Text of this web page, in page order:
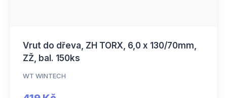
Vrut do dřeva, ZH TORX, 6,0 x 130/70mm,
ZŽ, bal. 150ks
WT WINTECH